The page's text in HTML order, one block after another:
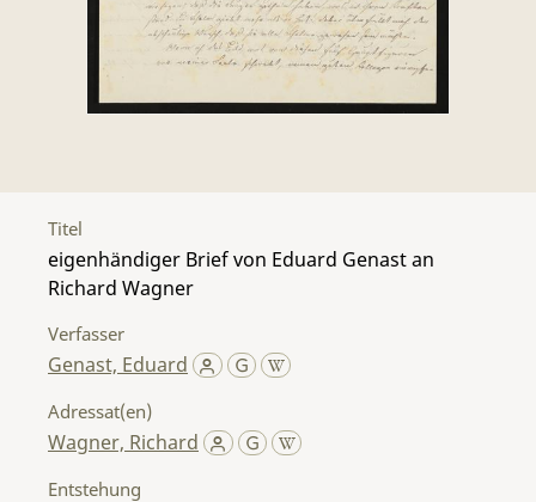
Titel
eigenhändiger Brief von Eduard Genast an
Richard Wagner
Verfasser
Genast, Eduard
Adressat(en)
Wagner, Richard
Entstehung